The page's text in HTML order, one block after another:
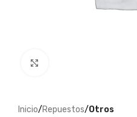
Inicio Repuestos Otros